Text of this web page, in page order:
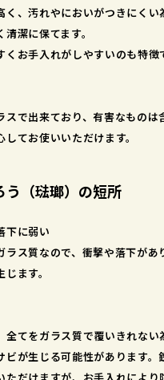
く、汚れやにおいがつきにくい
清潔に保てます。
くお手入れがしやすいのも特徴
スで出来ており、有害なものは
してお使いいただけます。
う（琺瑯）の短所
下に弱い
ラス質なので、衝撃や落下があ
ます。
全てをガラス質で覆いきれない
ビが生じる可能性があります。